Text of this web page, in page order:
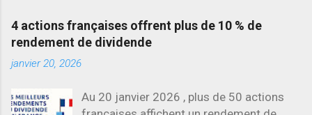
4 actions françaises offrent plus de 10 % de
rendement de dividende
janvier 20, 2026
Au 20 janvier 2026 , plus de 50 actions